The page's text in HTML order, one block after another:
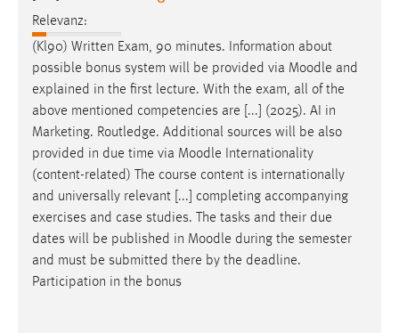
Relevanz:
(Kl90) Written Exam, 90 minutes. Information about
possible bonus system will be provided via Moodle and
explained in the first lecture. With the exam, all of the
above mentioned competencies are [...] (2025). AI in
Marketing. Routledge. Additional sources will be also
provided in due time via Moodle Internationality
(content-related) The course content is internationally
and universally relevant [...] completing accompanying
exercises and case studies. The tasks and their due
dates will be published in Moodle during the semester
and must be submitted there by the deadline.
Participation in the bonus